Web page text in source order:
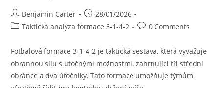
Post
author:
Benjamin Carter
Post
published:
28/01/2026
PostTaktická analýza formace 3-1-4-2
Post0 Comments
Fotbalová formace 3-1-4-2 je taktická sestava, která vyvažuje
obrannou sílu s útočnými možnostmi, zahrnující tři střední
obránce a dva útočníky. Tato formace umožňuje týmům